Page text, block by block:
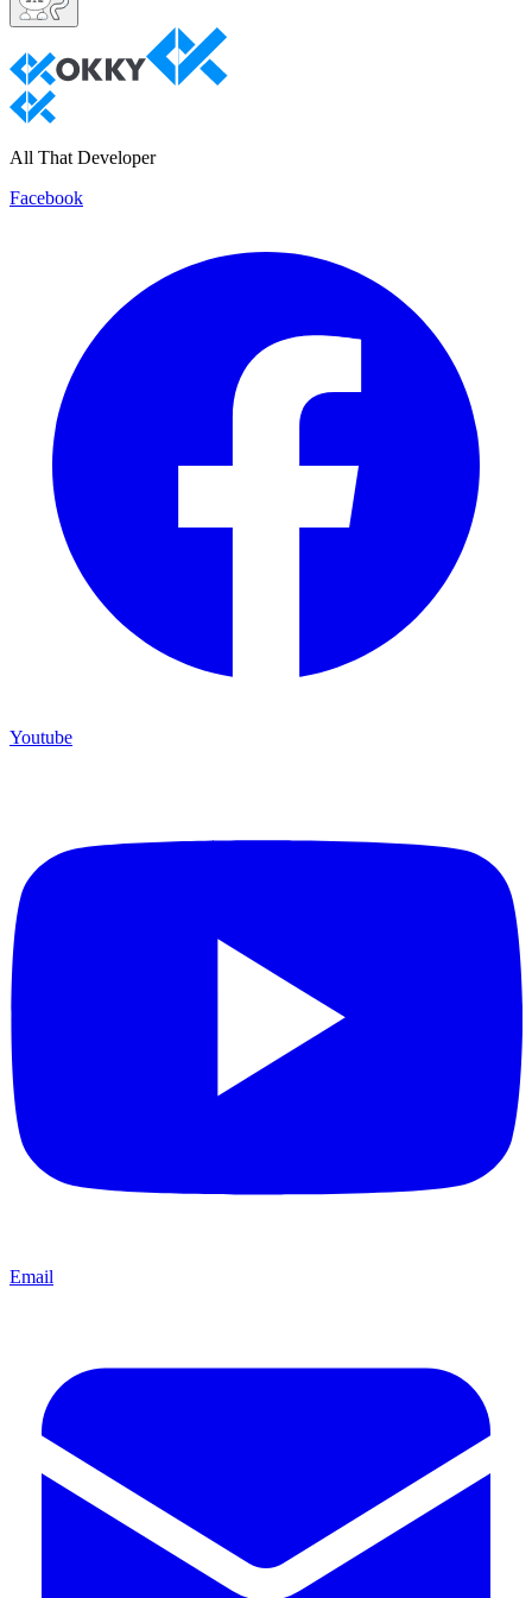
All That Developer
Facebook
Youtube
Email